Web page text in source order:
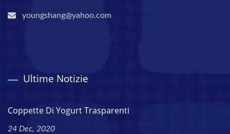
youngshang@yahoo.com
Ultime Notizie
Coppette Di Yogurt Trasparenti
24 Dec, 2020